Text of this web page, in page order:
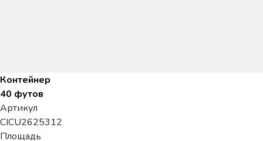
Контейнер
40 футов
Артикул
CICU2625312
Площадь